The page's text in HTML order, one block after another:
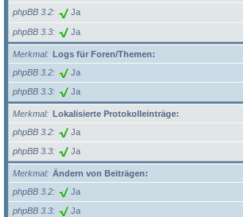
phpBB 3.2
Ja
phpBB 3.3 Ja
Merkmal
Logs für Foren/Themen:
phpBB 3.2
Ja
phpBB 3.3 Ja
Merkmal
Lokalisierte Protokolleinträge:
phpBB 3.2
Ja
phpBB 3.3 Ja
Merkmal
Ändern von Beiträgen:
phpBB 3.2
Ja
phpBB 3.3 Ja